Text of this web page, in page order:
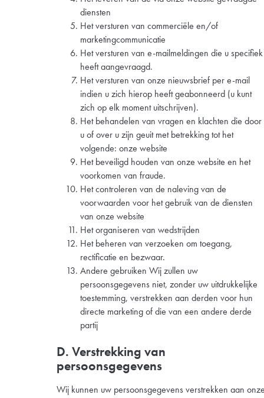
diensten
Het versturen van commerciële en/of
marketingcommunicatie
Het versturen van e-mailmeldingen die u specifiek
heeft aangevraagd.
Het versturen van onze nieuwsbrief per e-mail
indien u zich hierop heeft geabonneerd (u kunt
zich op elk moment uitschrijven).
Het behandelen van vragen en klachten die door
u of over u zijn geuit met betrekking tot het
volgende: onze website
Het beveiligd houden van onze website en het
voorkomen van fraude.
Het controleren van de naleving van de
voorwaarden voor het gebruik van de diensten
van onze website
Het organiseren van wedstrijden
Het beheren van verzoeken om toegang,
rectificatie en bezwaar.
Andere gebruiken Wij zullen uw
persoonsgegevens niet, zonder uw uitdrukkelijke
toestemming, verstrekken aan derden voor hun
directe marketing of die van een andere derde
partij
D. Verstrekking van
persoonsgegevens
Wij kunnen uw persoonsgegevens verstrekken aan